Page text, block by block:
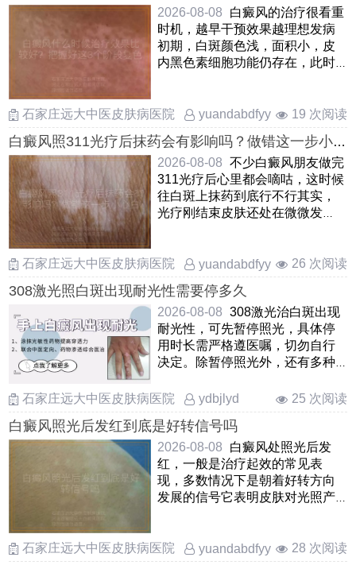
色更快
2026-08-08
白癜风的治疗很看重
时机，越早干预效果越理想发病
初期，白斑颜色浅，面积小，皮
内黑色素细胞功能仍存在，此时
石家庄远大中医皮肤病医院
yuandabdfyy 19 次阅读
白癜风照311光疗后抹药会有影响吗？做错这一步小
心白费功夫
2026-08-08 不少白癜风朋友做完
311光疗后心里都会嘀咕，这时候
往白斑上抹药到底行不行其实，
光疗刚结束皮肤还处在微微发
石家庄远大中医皮肤病医院
yuandabdfyy 26 次阅读
308激光照白斑出现耐光性需要停多久
2026-08-08 308激光治白斑出现
耐光性，可先暂停照光，具体停
用时长需严格遵医嘱，切勿自行
决定。除暂停照光外，还有多种
……
石家庄远大中医皮肤病医院 ydbjlyd 25 次阅读
白癜风照光后发红到底是好转信号吗
2026-08-08
白癜风处照光后发
红，一般是治疗起效的常见表
现，多数情况下是朝着好转方向
发展的信号它表明皮肤对光照产
石家庄远大中医皮肤病医院
yuandabdfyy 28 次阅读